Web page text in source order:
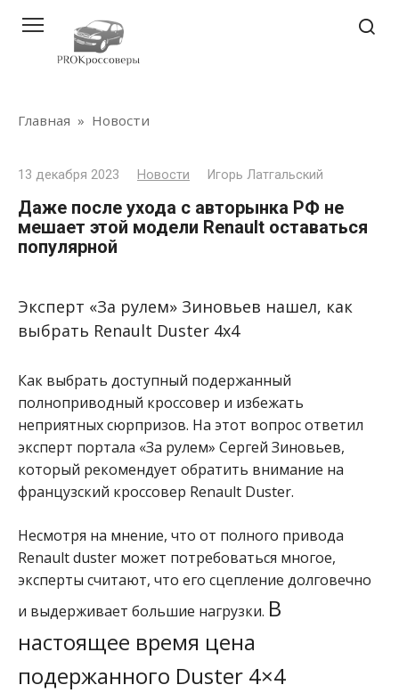
контенту
Главная » Новости
13 декабря 2023 Новости Игорь Латгальский
Даже после ухода с авторынка РФ не
мешает этой модели Renault оставаться
популярной
Эксперт «За рулем» Зиновьев нашел, как
выбрать Renault Duster 4х4
Как выбрать доступный подержанный
полноприводный кроссовер и избежать
неприятных сюрпризов. На этот вопрос ответил
эксперт портала «За рулем» Сергей Зиновьев,
который рекомендует обратить внимание на
французский кроссовер Renault Duster.
Несмотря на мнение, что от полного привода
Renault duster может потребоваться многое,
эксперты считают, что его сцепление долговечно
и выдерживает большие нагрузки. В
настоящее время цена
подержанного Duster 4×4